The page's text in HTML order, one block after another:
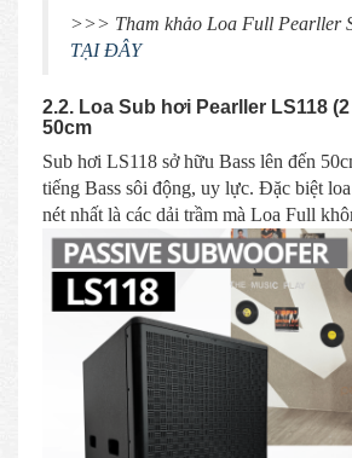
>>> Tham khảo Loa Full Pearller
TẠI ĐÂY
2.2. Loa Sub hơi Pearller LS118
50cm
Sub hơi LS118 sở hữu Bass lên đến
tiếng Bass sôi động, uy lực. Đặc biệt
nét nhất là các dải trầm mà Loa Full